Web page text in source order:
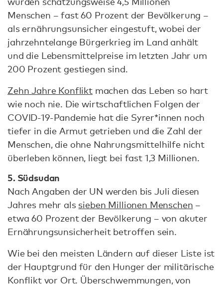
Menschen – fast 60 Prozent der Bevölkerung –
als ernährungsunsicher eingestuft, wobei der
jahrzehntelange Bürgerkrieg im Land anhält
und die Lebensmittelpreise im letzten Jahr um
200 Prozent gestiegen sind.
Zehn Jahre Konfliktmachen das Leben so hart
wie noch nie. Die wirtschaftlichen Folgen der
COVID-19-Pandemie hat die Syrer*innen noch
tiefer in die Armut getrieben und die Zahl der
Menschen, die ohne Nahrungsmittelhilfe nicht
überleben können, liegt bei fast 1,3 Millionen.
5. Südsudan
Nach Angaben der UN werden bis Juli diesen
Jahres mehr als sieben Millionen Menschen –
etwa 60 Prozent der Bevölkerung – von akuter
Ernährungsunsicherheit betroffen sein.
Wie bei den meisten Ländern auf dieser Liste ist
der Hauptgrund für den Hunger der militärische
Konflikt vor Ort. Überschwemmungen, von